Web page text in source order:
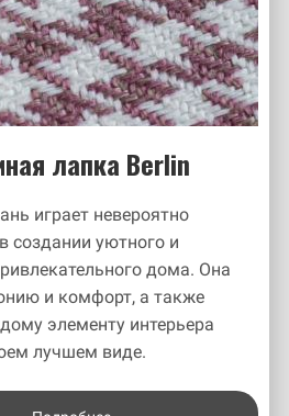
лапка Berlin
играет невероятно
создании уютного и
дома. Она
и комфорт, а также
элементу интерьера
лучшем виде.